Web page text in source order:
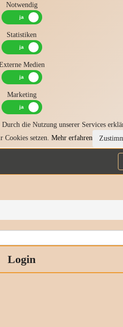
Notwendig
Statistiken
Medien
Marketing
die Nutzung unserer Services
Cookies setzen. Mehr erfahren
Login